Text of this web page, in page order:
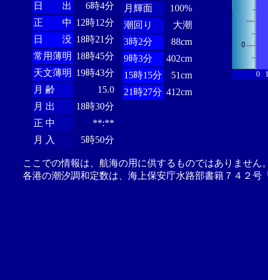
日 出
6時4分
正 中 12時12分
日 没 18時21分
常用薄明 18時45分
天文薄明 19時43分
月 齢
15.0
月 出
18時30分
正 中
**:**
月 入
5時50分
月輝面
100%
潮回り
大潮
3時2分
88cm
9時3分
402cm
15時15分
51cm
21時27分 412cm
0
ここでの情報は、航海の用に供するものではありませ
各港の潮汐調和定数は、海上保安庁水路部書籍７４２